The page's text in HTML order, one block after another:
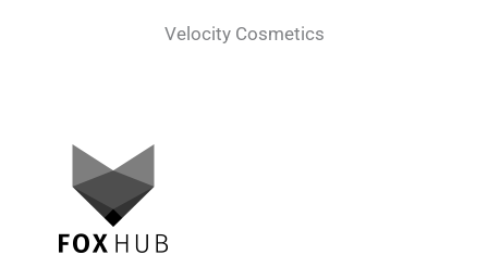
Velocity Cosmetics